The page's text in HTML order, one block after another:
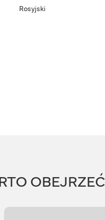
Rosyjski
OBEJRZEĆ